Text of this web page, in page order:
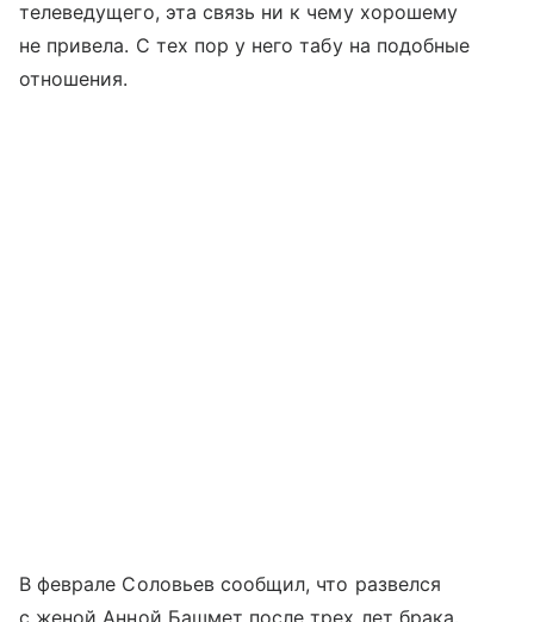
телеведущего, эта связь ни к чему хорошему
не привела. С тех пор у него табу на подобные
отношения.
В феврале Соловьев сообщил, что развелся
с женой Анной Башмет после трех лет брака.